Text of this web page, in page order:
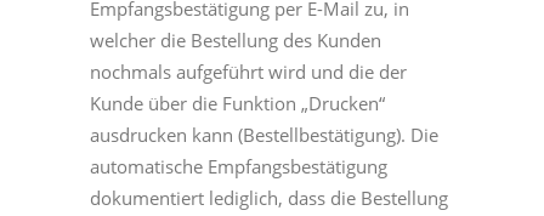
Empfangsbestätigung per E-Mail zu, in
welcher die Bestellung des Kunden
nochmals aufgeführt wird und die der
Kunde über die Funktion „Drucken“
ausdrucken kann (Bestellbestätigung). Die
automatische Empfangsbestätigung
dokumentiert lediglich, dass die Bestellung